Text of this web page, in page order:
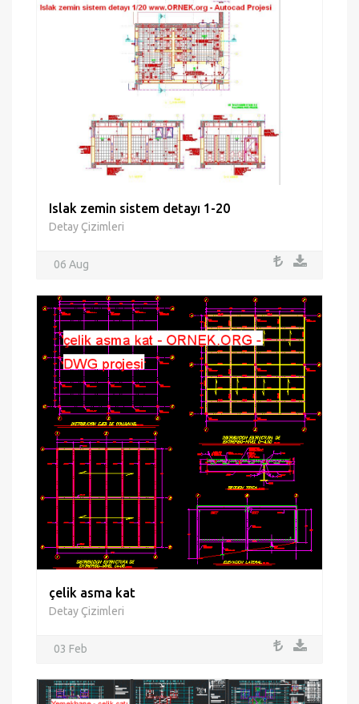
Islak zemin sistem detayı 1-20
Detay Çizimleri
06 Aug
çelik asma kat
Detay Çizimleri
03 Feb